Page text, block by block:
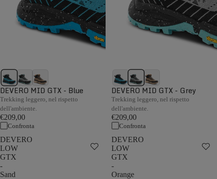
DEVERO MID GTX - Blue
Trekking leggero, nel rispetto
dell'ambiente.
€209,00
Confronta
DEVERO MID GTX - Grey
Trekking leggero, nel rispetto
dell'ambiente.
€209,00
Confronta
DEVERO
LOW
GTX
-
Sand
DEVERO
LOW
GTX
-
Orange